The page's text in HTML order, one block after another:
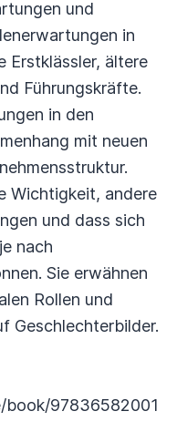
und
in
Erstklässler, ältere
Führungskräfte.
in den
mit neuen
Wichtigkeit, andere
und dass sich
nach
Sie erwähnen
Rollen und
Geschlechterbilder.
book/97836582001